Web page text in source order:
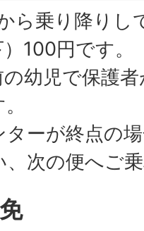
ら乗り降りし
100円です。
幼児で保護
ーが終点の
、次の便へご